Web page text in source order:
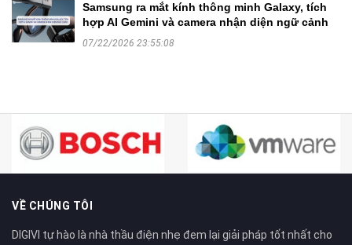
Samsung ra mắt kính thông minh Galaxy, tích
hợp AI Gemini và camera nhận diện ngữ cảnh
07/22/2026 23:55:08
VỀ CHÚNG TÔI
DIGIVI tự hào là nhà thầu điện nhẹ đem lại giải pháp tốt nhất cho